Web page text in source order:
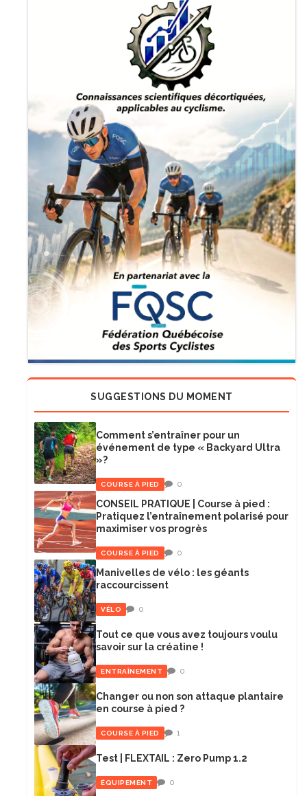
SUGGESTIONS DU MOMENT
Comment s’entraîner pour un
événement de type « Backyard Ultra
»?
COURSE À PIED 0
CONSEIL PRATIQUE | Course à pied :
Pratiquez l’entraînement polarisé pour
maximiser vos progrès
COURSE À PIED 0
Manivelles de vélo : les géants
raccourcissent
VÉLO 0
Tout ce que vous avez toujours voulu
savoir sur la créatine !
ENTRAÎNEMENT 0
Changer ou non son attaque plantaire
en course à pied ?
COURSE À PIED 1
Test | FLEXTAIL : Zero Pump 1.2
ÉQUIPEMENT 0